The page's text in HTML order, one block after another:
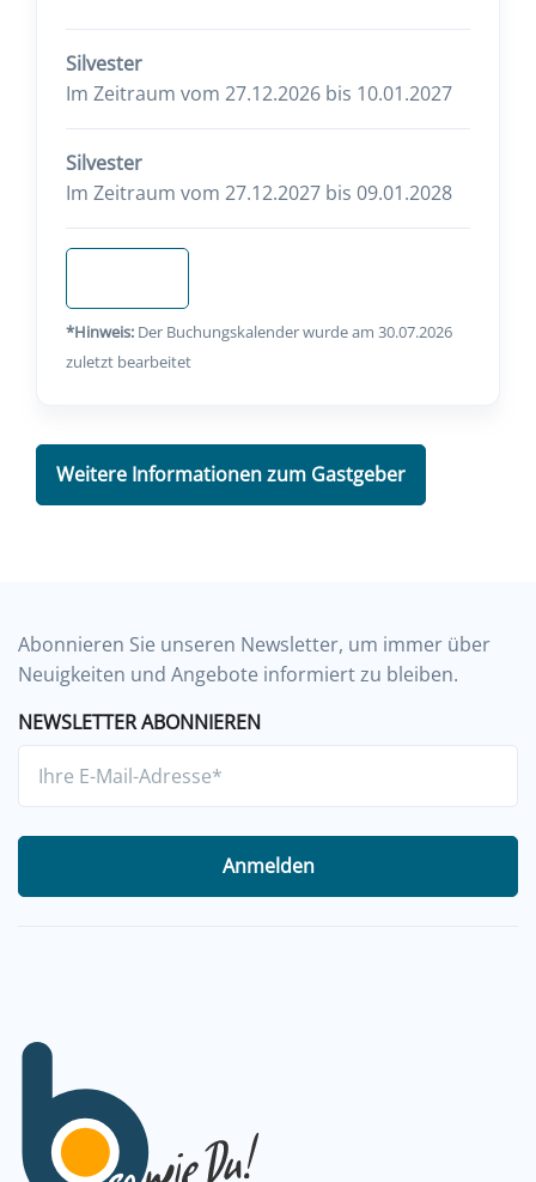
Silvester
Im Zeitraum vom 27.12.2026 bis 10.01.2027
Silvester
Im Zeitraum vom 27.12.2027 bis 09.01.2028
*Hinweis: Der Buchungskalender wurde am 30.07.2026
zuletzt bearbeitet
Weitere Informationen zum Gastgeber
Abonnieren Sie unseren Newsletter, um immer über
Neuigkeiten und Angebote informiert zu bleiben.
NEWSLETTER ABONNIEREN
Anmelden